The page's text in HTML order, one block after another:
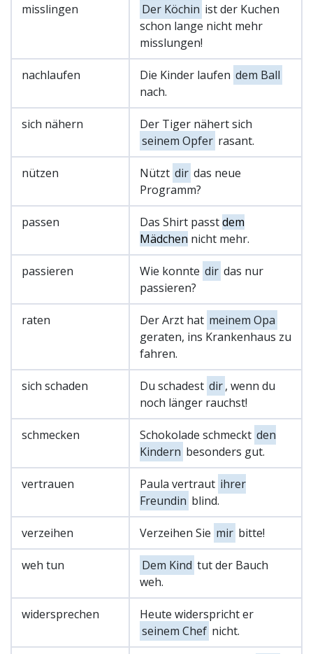
misslingen Der Köchin ist der Kuchen
schon lange nicht mehr
misslungen!
nachlaufen Die Kinder laufen dem Ball
nach.
sich nähern
Der Tiger nähert sich
seinem Opfer rasant.
nützen Nützt dir das neue
Programm?
passen Das Shirt passtdem
Mädchen nicht mehr.
passieren Wie konnte dir das nur
passieren?
raten Der Arzt hat meinem Opa
geraten, ins Krankenhaus zu
fahren.
sich schaden Du schadest dir, wenn du
noch länger rauchst!
schmecken Schokolade schmeckt den
Kindern besonders gut.
vertrauen Paula vertraut ihrer
Freundin blind.
verzeihen Verzeihen Sie mir bitte!
weh tun Dem Kind tut der Bauch
weh.
widersprechen
Heute widerspricht er
seinem Chef nicht.